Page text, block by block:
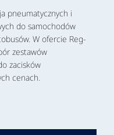
pneumatycznych i
do samochodów
W ofercie Reg-
zestawów
zacisków
cenach.